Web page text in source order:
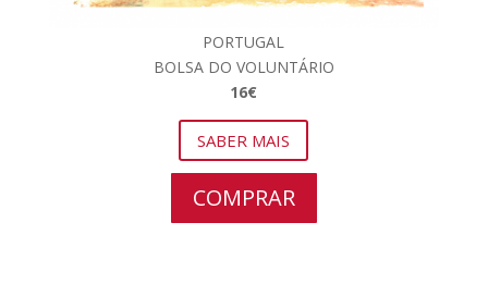
PORTUGAL
BOLSA DO VOLUNTÁRIO
16€
SABER MAIS
COMPRAR